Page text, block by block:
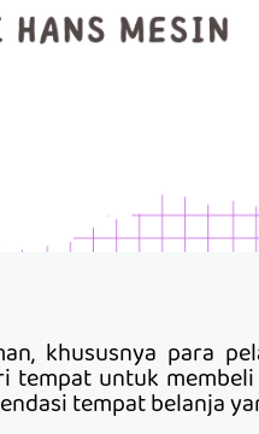
khususnya para
tempat untuk
tempat belanja